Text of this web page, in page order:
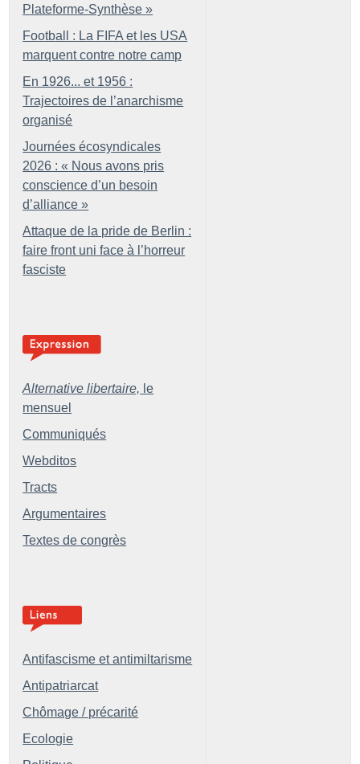
Plateforme-Synthèse »
Football : La FIFA et les USA
marquent contre notre camp
En 1926... et 1956 :
Trajectoires de l’anarchisme
organisé
Journées écosyndicales
2026 : « Nous avons pris
conscience d’un besoin
d’alliance »
Attaque de la pride de Berlin :
faire front uni face à l’horreur
fasciste
Alternative libertaire, le
mensuel
Communiqués
Webditos
Tracts
Argumentaires
Textes de congrès
Antifascisme et antimiltarisme
Antipatriarcat
Chômage / précarité
Ecologie